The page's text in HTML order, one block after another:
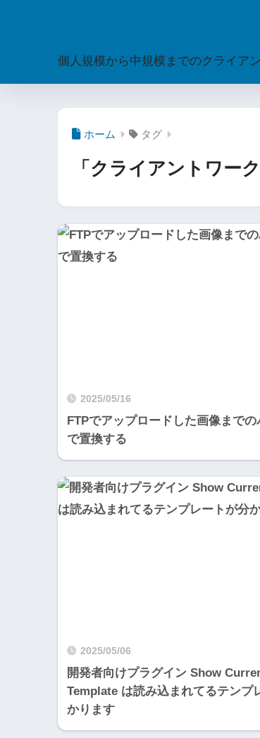
個人規模から中規模までのクライア
ホーム タグ
「クライアントワー
2025/05/16
FTPでアップロードした画像まで
で置換する
2025/05/06
開発者向けプラグイン Show
Template は読み込まれてるテンプ
かります